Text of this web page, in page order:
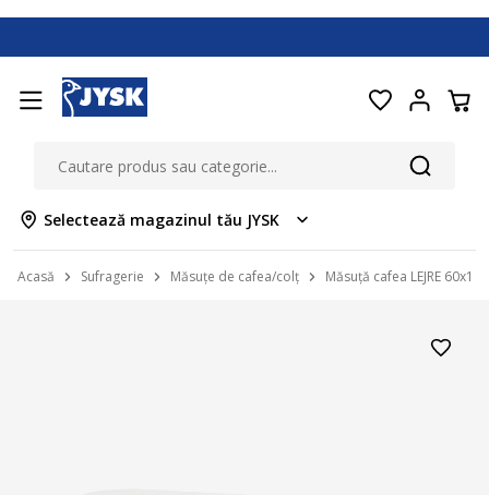
Selectează magazinul tău JYSK
Acasă Sufragerie Măsuțe de cafea/colț Măsuță cafea LEJRE